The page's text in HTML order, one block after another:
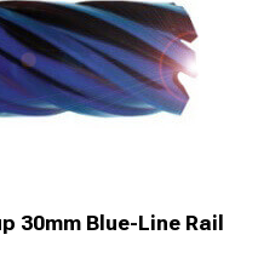
30mm Blue-Line Rail